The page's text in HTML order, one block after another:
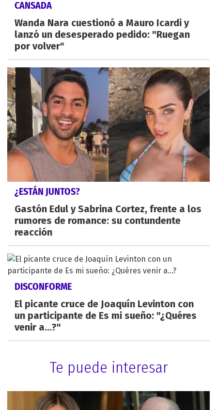
CANSADA
Wanda Nara cuestionó a Mauro Icardi y
lanzó un desesperado pedido: "Ruegan
por volver"
¿ESTÁN JUNTOS?
Gastón Edul y Sabrina Cortez, frente a los
rumores de romance: su contundente
reacción
DISCONFORME
El picante cruce de Joaquín Levinton con
un participante de Es mi sueño: "¿Quéres
venir a...?"
Te puede interesar